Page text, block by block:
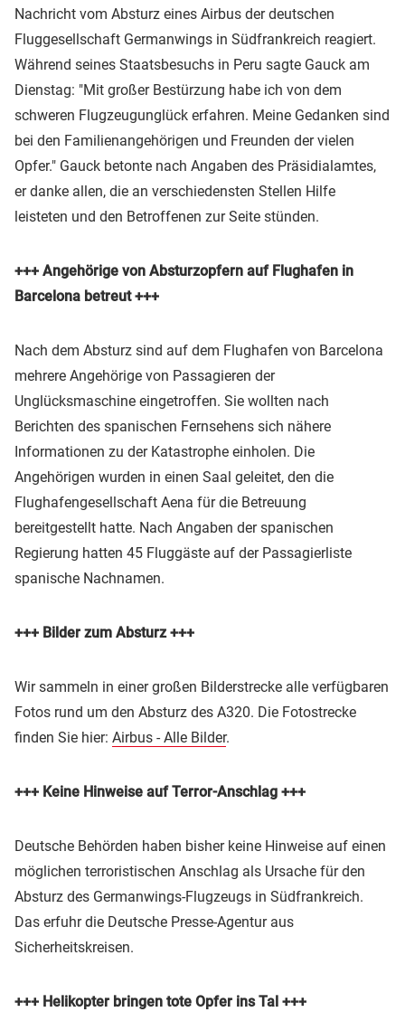
Nachricht vom Absturz eines Airbus der deutschen
Fluggesellschaft Germanwings in Südfrankreich reagiert.
Während seines Staatsbesuchs in Peru sagte Gauck am
Dienstag: "Mit großer Bestürzung habe ich von dem
schweren Flugzeugunglück erfahren. Meine Gedanken sind
bei den Familienangehörigen und Freunden der vielen
Opfer." Gauck betonte nach Angaben des Präsidialamtes,
er danke allen, die an verschiedensten Stellen Hilfe
leisteten und den Betroffenen zur Seite stünden.
+++ Angehörige von Absturzopfern auf Flughafen in
Barcelona betreut +++
Nach dem Absturz sind auf dem Flughafen von Barcelona
mehrere Angehörige von Passagieren der
Unglücksmaschine eingetroffen. Sie wollten nach
Berichten des spanischen Fernsehens sich nähere
Informationen zu der Katastrophe einholen. Die
Angehörigen wurden in einen Saal geleitet, den die
Flughafengesellschaft Aena für die Betreuung
bereitgestellt hatte. Nach Angaben der spanischen
Regierung hatten 45 Fluggäste auf der Passagierliste
spanische Nachnamen.
+++ Bilder zum Absturz +++
Wir sammeln in einer großen Bilderstrecke alle verfügbaren
Fotos rund um den Absturz des A320. Die Fotostrecke
finden Sie hier: Airbus - Alle Bilder.
+++ Keine Hinweise auf Terror-Anschlag +++
Deutsche Behörden haben bisher keine Hinweise auf einen
möglichen terroristischen Anschlag als Ursache für den
Absturz des Germanwings-Flugzeugs in Südfrankreich.
Das erfuhr die Deutsche Presse-Agentur aus
Sicherheitskreisen.
+++ Helikopter bringen tote Opfer ins Tal +++